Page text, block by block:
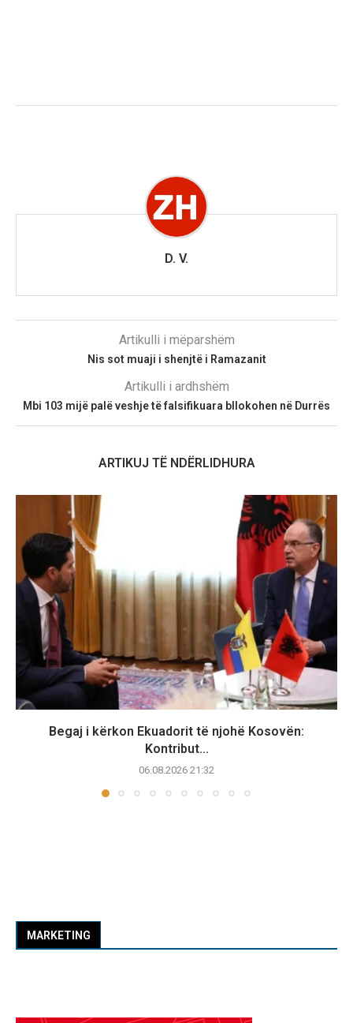
D. V.
Artikulli i mëparshëm
Nis sot muaji i shenjtë i Ramazanit
Artikulli i ardhshëm
Mbi 103 mijë palë veshje të falsifikuara bllokohen në Durrës
ARTIKUJ TË NDËRLIDHURA
Begaj i kërkon Ekuadorit të njohë Kosovën:
Kontribut...
06.08.2026 21:32
MARKETING